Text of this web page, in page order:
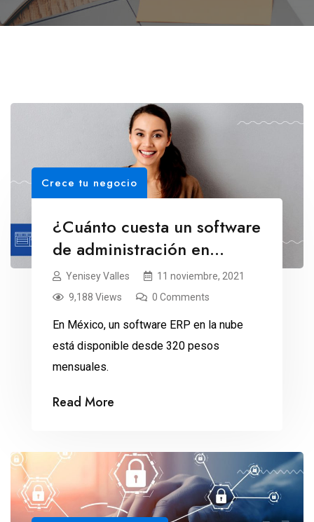
Crece tu negocio
¿Cuánto cuesta un software
de administración en
México?
Yenisey Valles
11 noviembre, 2021
9,188 Views
0 Comments
En México, un software ERP en la nube
está disponible desde 320 pesos
mensuales.
Read More